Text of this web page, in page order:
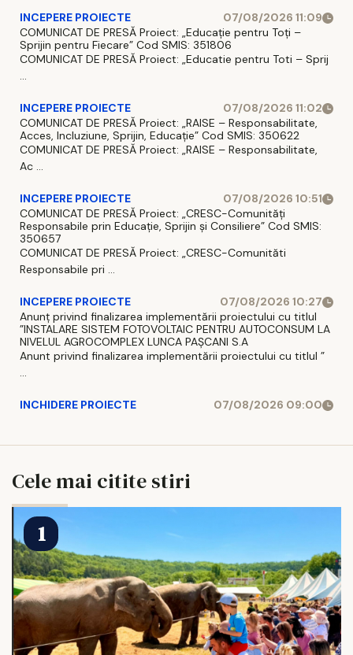
INCEPERE PROIECTE
07/08/2026 11:09
COMUNICAT DE PRESĂ Proiect: „Educație pentru Toți –
Sprijin pentru Fiecare” Cod SMIS: 351806
COMUNICAT DE PRESĂ Proiect: „Educatie pentru Toti – Sprij
...
INCEPERE PROIECTE
07/08/2026 11:02
COMUNICAT DE PRESĂ Proiect: „RAISE – Responsabilitate,
Acces, Incluziune, Sprijin, Educație” Cod SMIS: 350622
COMUNICAT DE PRESĂ Proiect: „RAISE – Responsabilitate,
Ac ...
INCEPERE PROIECTE
07/08/2026 10:51
COMUNICAT DE PRESĂ Proiect: „CRESC-Comunități
Responsabile prin Educație, Sprijin și Consiliere” Cod SMIS:
350657
COMUNICAT DE PRESĂ Proiect: „CRESC-Comunităti
Responsabile pri ...
INCEPERE PROIECTE
07/08/2026 10:27
Anunț privind finalizarea implementării proiectului cu titlul
”INSTALARE SISTEM FOTOVOLTAIC PENTRU AUTOCONSUM LA
NIVELUL AGROCOMPLEX LUNCA PAȘCANI S.A
Anunt privind finalizarea implementării proiectului cu titlul ”
...
INCHIDERE PROIECTE 07/08/2026 09:00
Cele mai citite stiri